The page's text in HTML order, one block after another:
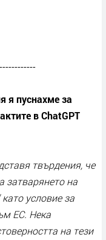
я пуснахме за
в ChatGPT
твърдения, че
затварянето на
условие за
ЕС. Нека
на тези